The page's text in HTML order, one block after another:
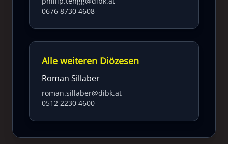
0676 8730 4608
Alle weiteren Diözesen
Roman Sillaber
roman.sillaber@dibk.at
0512 2230 4600